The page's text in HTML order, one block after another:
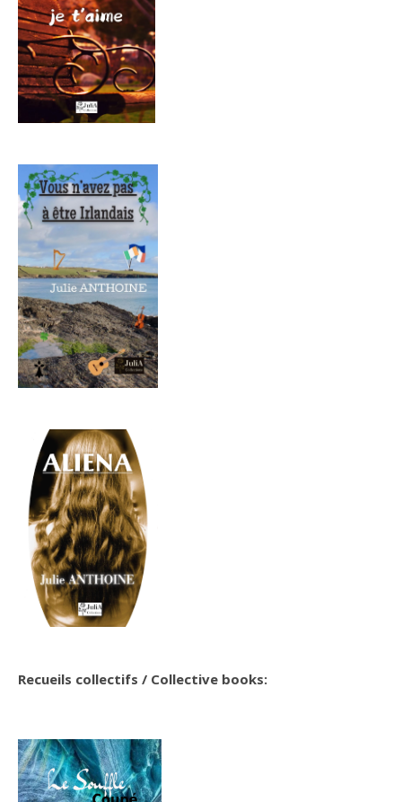
Recueils collectifs / Collective books: